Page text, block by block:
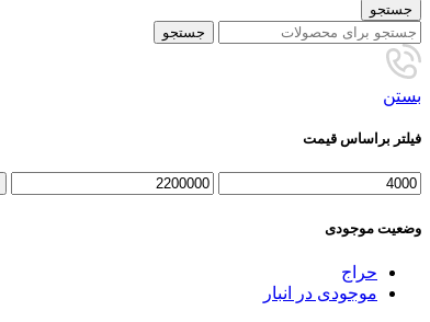
جستجو
جستجو
بستن
فیلتر براساس قیمت
حداقل
حداكثر
وضعیت موجودی
حراج
موجودی در انبار